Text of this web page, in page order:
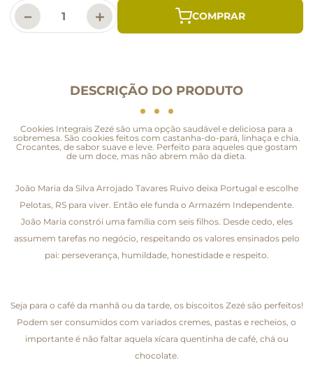
＋
－
DESCRIÇÃO DO PRODUTO
Cookies Integrais Zezé são uma opção saudável e deliciosa para a
sobremesa. São cookies feitos com castanha-do-pará, linhaça e chia.
Crocantes, de sabor suave e leve. Perfeito para aqueles que gostam
de um doce, mas não abrem mão da dieta.
João Maria da Silva Arrojado Tavares Ruivo deixa Portugal e escolhe
Pelotas, RS para viver. Então ele funda o Armazém Independente.
João Maria constrói uma família com seis filhos. Desde cedo, eles
assumem tarefas no negócio, respeitando os valores ensinados pelo
pai: perseverança, humildade, honestidade e respeito.
Seja para o café da manhã ou da tarde, os biscoitos Zezé são perfeitos!
Podem ser consumidos com variados cremes, pastas e recheios, o
importante é não faltar aquela xícara quentinha de café, chá ou
chocolate.